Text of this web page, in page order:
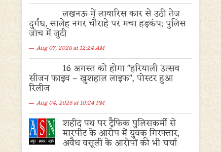
लखनऊ में लावारिस कार से उठी तेज
दुर्गंध, सालेह नगर चौराहे पर मचा हड़कंप; पुलिस
जांच में जुटी
Aug 07, 2026 at 12:24 AM
16 अगस्त को होगा "हरियाली उत्सव
सीजन फाइव – खुशहाल लाइफ", पोस्टर हुआ
रिलीज
Aug 04, 2026 at 10:24 PM
शहीद पथ पर ट्रैफिक पुलिसकर्मी से
मारपीट के आरोप में युवक गिरफ्तार,
अवैध वसूली के आरोपों की भी चर्चा